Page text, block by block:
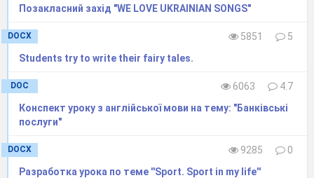
Позакласний захід "WE LOVE UKRAINIAN SONGS"
DOCX 5851
5
Students try to write their fairy tales.
DOC 6063
4.7
Конспект уроку з англійської мови на тему: "Банківські
послуги"
DOCX 9285
0
Разработка урока по теме ''Sport. Sport in my life''